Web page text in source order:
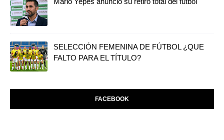
SELECCIÓN FEMENINA DE FÚTBOL ¿QUE
FALTO PARA EL TÍTULO?
FACEBOOK